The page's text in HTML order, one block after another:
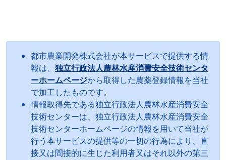
都市農業開発株式会社が本サービスで提供する情
報は、 独立行政法人農林水産消費安全技術センタ
ーホームページから取得した農薬登録情報を当社
で加工したものです。
情報取得先である独立行政法人農林水産消費安全
技術センターは、独立行政法人農林水産消費安全
技術センターホームページの情報を用いて当社が
行う本サービスの提供等の一切の行為により、直
接又は間接的に生じた利用者又はそれ以外の第三